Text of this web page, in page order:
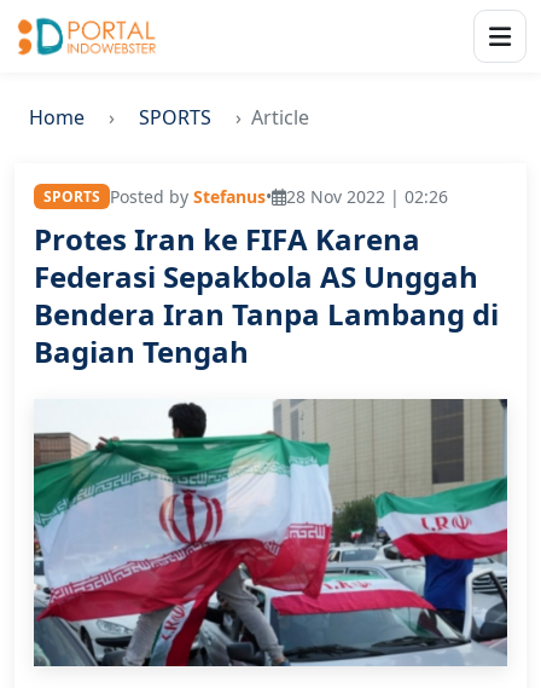
Home SPORTS Article
SPORTS Posted by Stefanus• 28 Nov 2022 | 02:26
Protes Iran ke FIFA Karena
Federasi Sepakbola AS Unggah
Bendera Iran Tanpa Lambang di
Bagian Tengah